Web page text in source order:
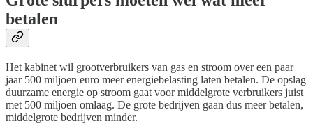
betalen
Het kabinet wil grootverbruikers van gas en stroom over een paar
jaar 500 miljoen euro meer energiebelasting laten betalen. De opslag
duurzame energie op stroom gaat voor middelgrote verbruikers juist
met 500 miljoen omlaag. De grote bedrijven gaan dus meer betalen,
middelgrote bedrijven minder.